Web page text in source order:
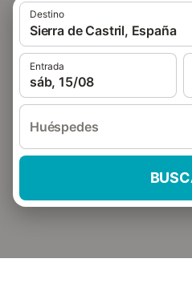
Destino
Sierra de Castril, España
Entrada
sáb, 15/08
Huéspedes